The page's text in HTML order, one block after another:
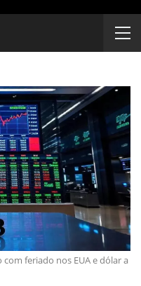
feriado nos EUA e dólar a